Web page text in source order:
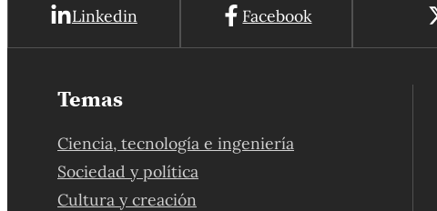
Linkedin Facebook
Temas
Ciencia, tecnología e ingeniería
Sociedad y política
Cultura y creación